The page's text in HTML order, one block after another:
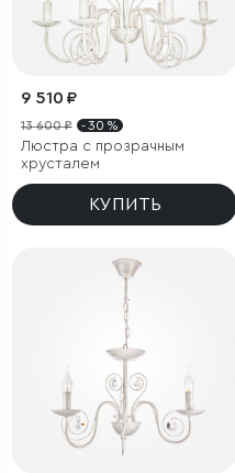
9 510 ₽
13 600 ₽ - 30 %
Люстра с прозрачным
хрусталем
КУПИТЬ